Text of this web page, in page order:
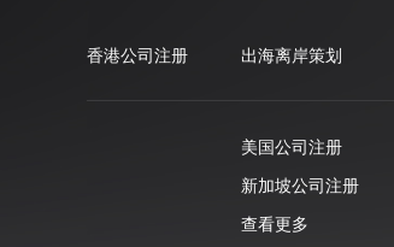
香港公司注册 出海离岸策划
美国公司注册
新加坡公司注册
查看更多